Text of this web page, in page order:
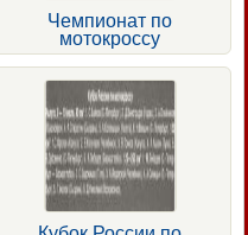
Чемпионат по
мотокроссу